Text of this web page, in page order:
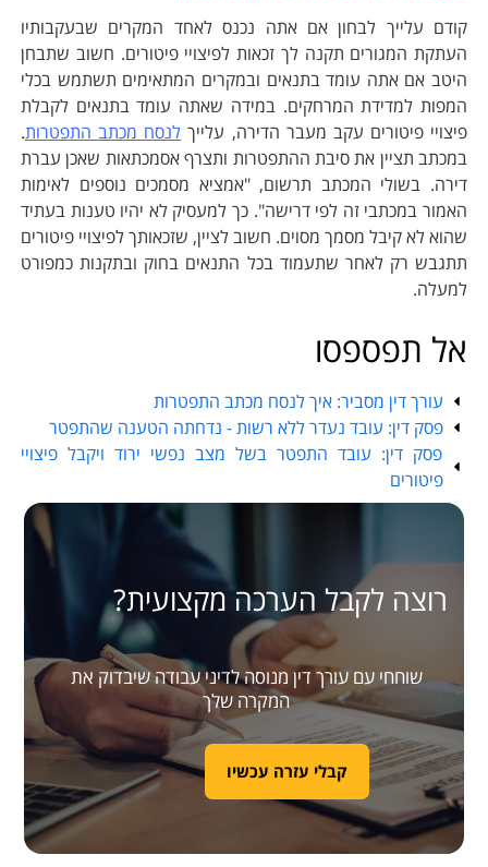
עלייך לבחון אם אתה נכנס לאחד המקרים שבעקבותיו
המגורים תקנה לך זכאות לפיצויי פיטורים. חשוב שתבחן
אם אתה עומד בתנאים ובמקרים המתאימים תשתמש בכלי
למדידת המרחקים. במידה שאתה עומד בתנאים לקבלת
פיטורים עקב מעבר הדירה, עלייךלנסח מכתב התפטרות.
תציין את סיבת ההתפטרות ותצרף אסמכתאות שאכן עברת
בשולי המכתב תרשום, "אמציא מסמכים נוספים לאימות
במכתבי זה לפי דרישה". כך למעסיק לא יהיו טענות בעתיד
לא קיבל מסמך מסוים. חשוב לציין, שזכאותך לפיצויי פיטורים
רק לאחר שתעמוד בכל התנאים בחוק ובתקנות כמפורט
תפספסו
עורך דין מסביר: איך לנסח מכתב התפטרות
פסק דין: עובד נעדר ללא רשות - נדחתה הטענה שהתפטר
פסק דין: עובד התפטר בשל מצב נפשי ירוד ויקבל פיצויי
פיטורים
שוחחי עם עורך דין מנוסה לדיני עבודה שיבדוק את
המקרה שלך
רוצה לקבל הערכה מקצועית?
קבלי עזרה עכשיו